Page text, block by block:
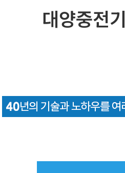
뛰
기
대양중전기